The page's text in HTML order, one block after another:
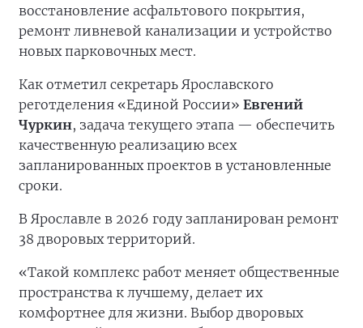
восстановление асфальтового покрытия,
ремонт ливневой канализации и устройство
новых парковочных мест.
Как отметил секретарь Ярославского
реготделения «Единой России» Евгений
Чуркин, задача текущего этапа — обеспечить
качественную реализацию всех
запланированных проектов в установленные
сроки.
В Ярославле в 2026 году запланирован ремонт
38 дворовых территорий.
«Такой комплекс работ меняет общественные
пространства к лучшему, делает их
комфортнее для жизни. Выбор дворовых